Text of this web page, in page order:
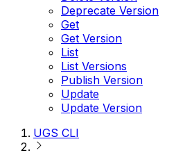
Deprecate Version
Get
Get Version
List
List Versions
Publish Version
Update
Update Version
UGS CLI